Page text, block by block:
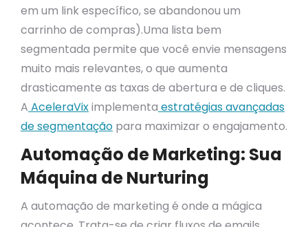
em um link específico, se abandonou um
carrinho de compras).Uma lista bem
segmentada permite que você envie mensagens
muito mais relevantes, o que aumenta
drasticamente as taxas de abertura e de cliques.
A AceleraViximplementa estratégias avançadas
de segmentação para maximizar o engajamento.
Automação de Marketing: Sua
Máquina de Nurturing
A automação de marketing é onde a mágica